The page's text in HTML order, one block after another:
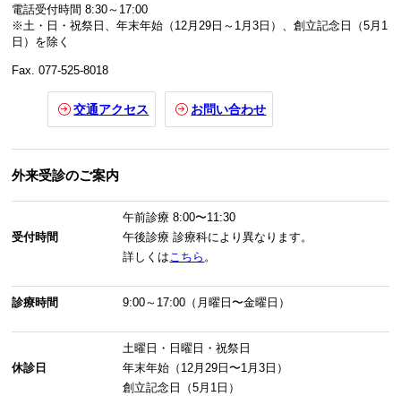
電話受付時間 8:30～17:00
※土・日・祝祭日、年末年始（12月29日～1月3日）、創立記念日（5月1
日）を除く
Fax. 077-525-8018
交通アクセス お問い合わせ
外来受診のご案内
受付時間
午前診療8:00〜11:30
午後診療診療科により異なります。
詳しくはこちら 。
診療時間 9:00～17:00（月曜日〜金曜日）
休診日
土曜日・日曜日・祝祭日
年末年始（12月29日〜1月3日）
創立記念日（5月1日）